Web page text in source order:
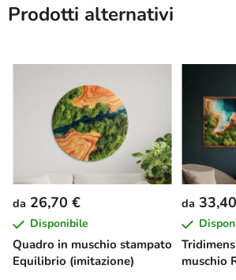
Prodotti alternativi
Quadro in muschio stampato
Equilibrio (imitazione)
da 26,70 €
Disponibile
muschio
da